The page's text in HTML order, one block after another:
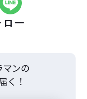
ー
ンの
く！